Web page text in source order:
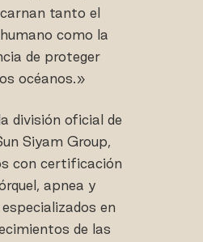
tanto el
como la
de proteger
océanos.»
división oficial de
Siyam Group,
con certificación
apnea y
en
de las